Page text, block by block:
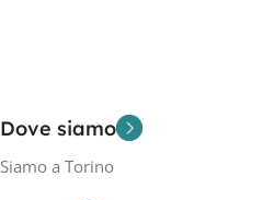
Dove siamo
Siamo a Torino